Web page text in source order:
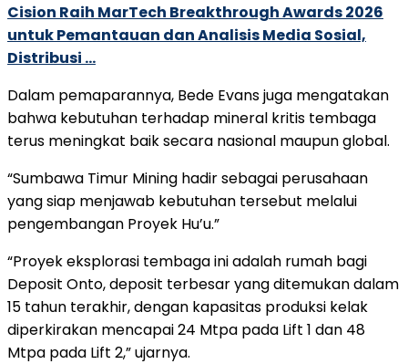
Cision Raih MarTech Breakthrough Awards 2026
untuk Pemantauan dan Analisis Media Sosial,
Distribusi …
Dalam pemaparannya, Bede Evans juga mengatakan
bahwa kebutuhan terhadap mineral kritis tembaga
terus meningkat baik secara nasional maupun global.
“Sumbawa Timur Mining hadir sebagai perusahaan
yang siap menjawab kebutuhan tersebut melalui
pengembangan Proyek Hu’u.”
“Proyek eksplorasi tembaga ini adalah rumah bagi
Deposit Onto, deposit terbesar yang ditemukan dalam
15 tahun terakhir, dengan kapasitas produksi kelak
diperkirakan mencapai 24 Mtpa pada Lift 1 dan 48
Mtpa pada Lift 2,” ujarnya.